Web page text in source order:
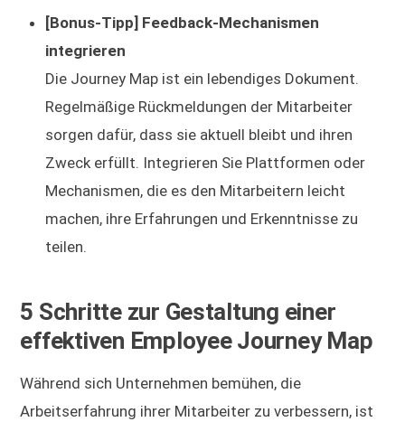
[Bonus-Tipp] Feedback-Mechanismen
integrieren
Die Journey Map ist ein lebendiges Dokument.
Regelmäßige Rückmeldungen der Mitarbeiter
sorgen dafür, dass sie aktuell bleibt und ihren
Zweck erfüllt. Integrieren Sie Plattformen oder
Mechanismen, die es den Mitarbeitern leicht
machen, ihre Erfahrungen und Erkenntnisse zu
teilen.
5 Schritte zur Gestaltung einer
effektiven Employee Journey Map
Während sich Unternehmen bemühen, die
Arbeitserfahrung ihrer Mitarbeiter zu verbessern, ist